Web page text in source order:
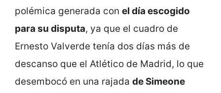
polémica generada con el día escogido
para su disputa, ya que el cuadro de
Ernesto Valverde tenía dos días más de
descanso que el Atlético de Madrid, lo que
desembocó en una rajada de Simeone